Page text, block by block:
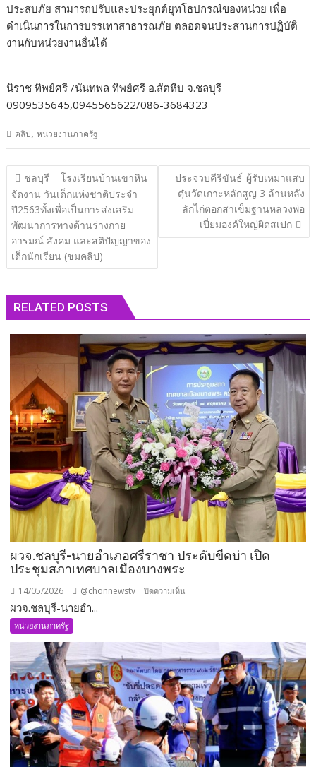
ประสบภัย สามารถปรับและประยุกต์ยุทโธปกรณ์ของหน่วย เพื่อ
ดำเนินการในการบรรเทาสาธารณภัย ตลอดจนประสานการปฏิบัติ
งานกับหน่วยงานอื่นได้
นิราช ทิพย์ศรี /นันทพล ทิพย์ศรี อ.สัตหีบ จ.ชลบุรี
0909535645,0945565622/086-3684323
คลิป,หน่วยงานภาครัฐ
แนะแนว
เรื่อง
ชลบุรี – โรงเรียนบ้านเขาหิน
จัดงาน วันเด็กแห่งชาติประจำ
ปี2563ทั้งเพื่อเป็นการส่งเสริม
พัฒนาการทางด้านร่างกาย
อารมณ์ สังคม และสติปัญญาของ
เด็กนักเรียน (ชมคลิป)
ประจวบคีรีขันธ์-ผู้รับเหมาแสบ
ตุ๋นวัดเกาะหลักสูญ 3 ล้านหลัง
ลักไก่ตอกสาเข็มฐานหลวงพ่อ
เปี่ยมองค์ใหญ่ผิดสเปก
RELATED POSTS
ผวจ.ชลบุรี-นายอำเภอศรีราชา ประดับขีดบ่า เปิด
ประชุมสภาเทศบาลเมืองบางพระ
14/05/2026 @chonnewstv ปิดความเห็น
ศรีราชา
ประดับ
ขีด
บ่า
เปิด
ประชุม
สภา
เทศบาล
ผวจ.ชลบุรี-นายอำ...
หน่วยงานภาครัฐ